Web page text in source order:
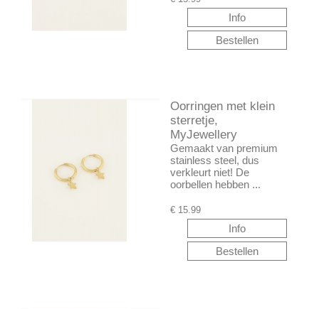
Oorringen met klein
sterretje,
MyJewellery
Gemaakt van premium
stainless steel, dus
verkleurt niet! De
oorbellen hebben ...
€ 15.99